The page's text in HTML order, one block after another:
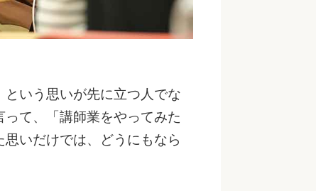
いう思いが先に立つ人でな
て、「講師業をやってみた
いだけでは、どうにもなら